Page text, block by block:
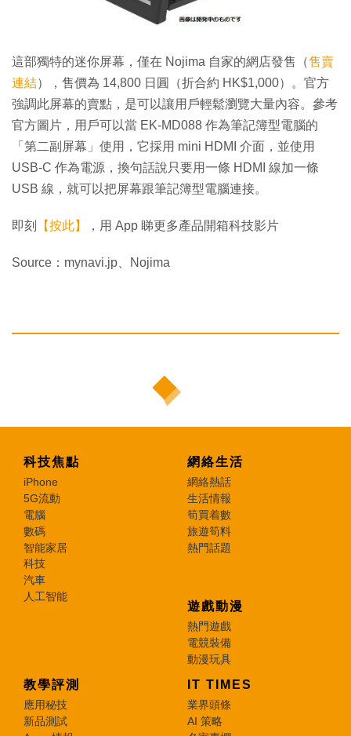
這部獨特的迷你屏幕，僅在 Nojima 自家的網店發售（售賣
連結），售價為 14,800 日圓（折合約 HK$1,000）。官方
強調此屏幕的賣點，是可以讓用戶輕鬆瀏覽大量內容。參考
官方圖片，用戶可以當 EK-MD088 作為筆記簿型電腦的
「第二副屏幕」使用，它採用 mini HDMI 介面，並使用
USB-C 作為電源，換句話說只要用一條 HDMI 線加一條
USB 線，就可以把屏幕跟筆記簿型電腦連接。
即刻 【按此】 ，用 App 睇更多產品開箱科技影片
Source：mynavi.jp、Nojima
科技焦點
iPhone
5G流動
電腦
數碼
智能家居
科技
汽車
人工智能
網絡生活
網絡熱話
生活情報
筍買着數
旅遊筍料
熱門話題
遊戲動漫
熱門遊戲
電競裝備
動漫玩具
教學評測
應用秘技
新品測試
IT TIMES
業界頭條
AI 策略